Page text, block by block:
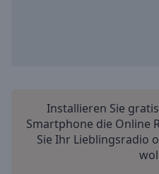
Installieren Sie gratis
Smartphone die Online
Sie Ihr Lieblingsradio